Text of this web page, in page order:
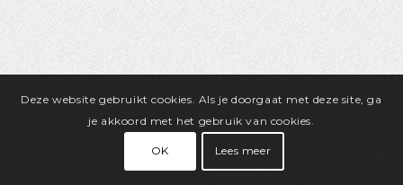
Deze website gebruikt cookies. Als je doorgaat met deze site, ga
je akkoord met het gebruik van cookies.
OK Lees meer